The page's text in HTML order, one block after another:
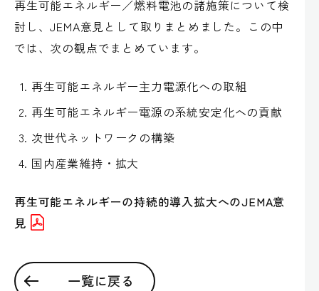
再生可能エネルギー／燃料電池の諸施策について検
討し、JEMA意見として取りまとめました。この中
では、次の観点でまとめています。
再生可能エネルギー主力電源化への取組
再生可能エネルギー電源の系統安定化への貢献
次世代ネットワークの構築
国内産業維持・拡大
再生可能エネルギーの持続的導入拡大へのJEMA意
見
一覧に戻る